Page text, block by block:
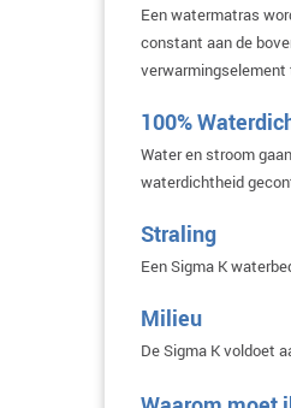
Een watermatras
constant aan de
verwarmingselement
100%
Water en stroom
waterdichtheid
Straling
Een Sigma K
Milieu
De Sigma K voldoet